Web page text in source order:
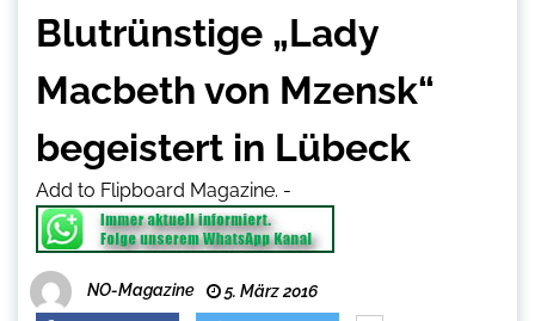
Blutrünstige „Lady
Macbeth von Mzensk“
begeistert in Lübeck
Add to Flipboard Magazine. -
NO-Magazine 5. März 2016